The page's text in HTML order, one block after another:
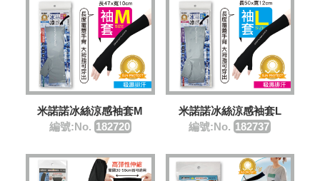
米諾諾冰絲涼感袖套M
編號:No. 182720
米諾諾冰絲涼感袖套L
編號:No. 182737